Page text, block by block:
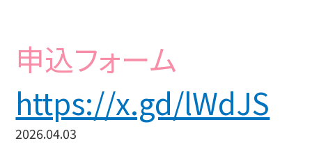
申込フォーム
https://x.gd/lWdJS
2026.04.03